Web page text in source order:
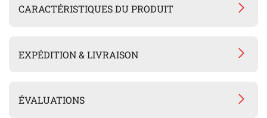
CARACTÉRISTIQUES DU PRODUIT
EXPÉDITION & LIVRAISON
ÉVALUATIONS